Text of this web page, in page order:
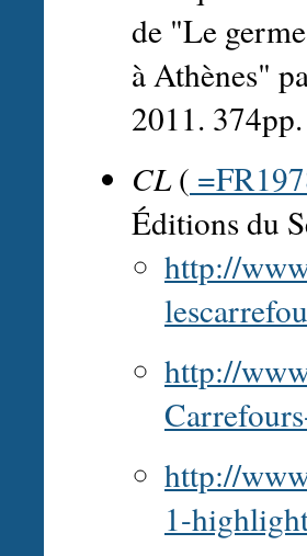
de "Le
à Athènes"
2011. 374pp.
CL(
Éditions du
http://
http://
http://
1-